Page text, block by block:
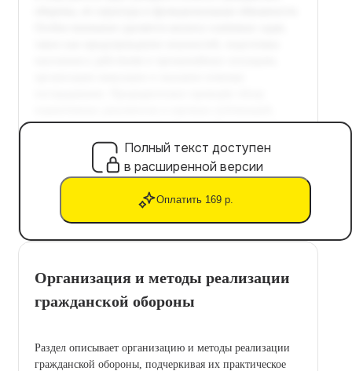
Полный текст доступен
в расширенной версии
Оплатить 169 р.
Организация и методы реализации
гражданской обороны
Раздел описывает организацию и методы реализации
гражданской обороны, подчеркивая их практическое